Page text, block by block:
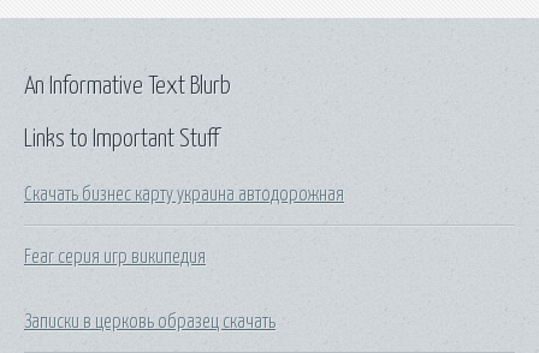
Links to Important Stuff
Скачать бизнес карту украина автодорожная
Fear серия игр википедия
Записки в церковь образец скачать
An Informative Text Blurb